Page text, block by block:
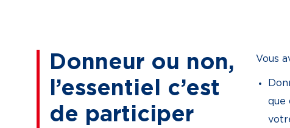
Donneur ou non,
l’essentiel c’est
de participer
Vous
que